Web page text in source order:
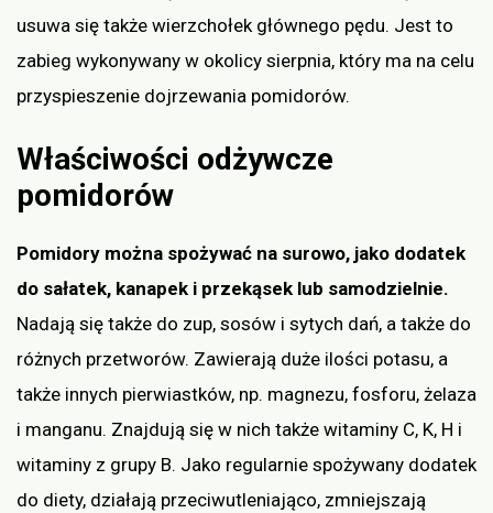
usuwa się także wierzchołek głównego pędu. Jest to
zabieg wykonywany w okolicy sierpnia, który ma na celu
przyspieszenie dojrzewania pomidorów.
Właściwości odżywcze
pomidorów
Pomidory można spożywać na surowo, jako dodatek
do sałatek, kanapek i przekąsek lub samodzielnie.
Nadają się także do zup, sosów i sytych dań, a także do
różnych przetworów. Zawierają duże ilości potasu, a
także innych pierwiastków, np. magnezu, fosforu, żelaza
i manganu. Znajdują się w nich także witaminy C, K, H i
witaminy z grupy B. Jako regularnie spożywany dodatek
do diety, działają przeciwutleniająco, zmniejszają